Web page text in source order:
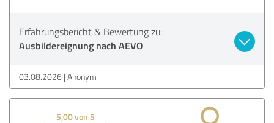
Erfahrungsbericht & Bewertung zu:
Ausbildereignung nach AEVO
03.08.2026 Anonym
5,00 von 5